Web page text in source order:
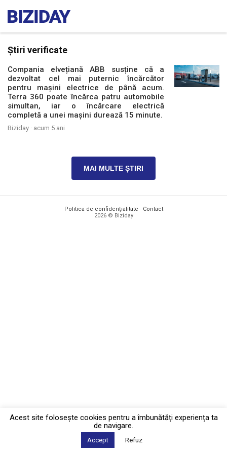
Știri verificate
Compania elvețiană ABB susține că a
dezvoltat cel mai puternic încărcător
pentru mașini electrice de până acum.
Terra 360 poate încărca patru automobile
simultan, iar o încărcare electrică
completă a unei mașini durează 15 minute.
Biziday · acum 5 ani
MAI MULTE ȘTIRI
Politica de confidențialitate · Contact
2026 © Biziday
Acest site foloseşte cookies pentru a îmbunătăți experiența ta
de navigare.
Accept Refuz